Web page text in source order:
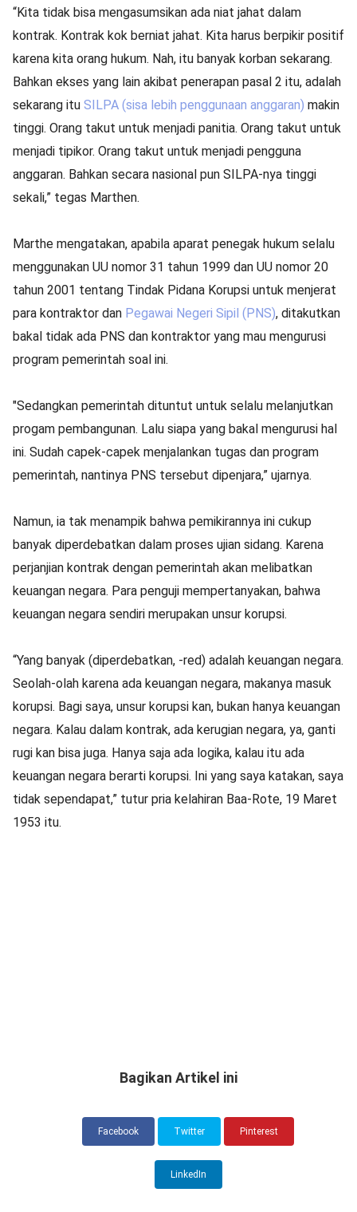
“Kita tidak bisa mengasumsikan ada niat jahat dalam
kontrak. Kontrak kok berniat jahat. Kita harus berpikir positif
karena kita orang hukum. Nah, itu banyak korban sekarang.
Bahkan ekses yang lain akibat penerapan pasal 2 itu, adalah
sekarang itu SILPA (sisa lebih penggunaan anggaran) makin
tinggi. Orang takut untuk menjadi panitia. Orang takut untuk
menjadi tipikor. Orang takut untuk menjadi pengguna
anggaran. Bahkan secara nasional pun SILPA-nya tinggi
sekali,” tegas Marthen.
Marthe mengatakan, apabila aparat penegak hukum selalu
menggunakan UU nomor 31 tahun 1999 dan UU nomor 20
tahun 2001 tentang Tindak Pidana Korupsi untuk menjerat
para kontraktor dan Pegawai Negeri Sipil (PNS), ditakutkan
bakal tidak ada PNS dan kontraktor yang mau mengurusi
program pemerintah soal ini.
"Sedangkan pemerintah dituntut untuk selalu melanjutkan
progam pembangunan. Lalu siapa yang bakal mengurusi hal
ini. Sudah capek-capek menjalankan tugas dan program
pemerintah, nantinya PNS tersebut dipenjara,” ujarnya.
Namun, ia tak menampik bahwa pemikirannya ini cukup
banyak diperdebatkan dalam proses ujian sidang. Karena
perjanjian kontrak dengan pemerintah akan melibatkan
keuangan negara. Para penguji mempertanyakan, bahwa
keuangan negara sendiri merupakan unsur korupsi.
“Yang banyak (diperdebatkan, -red) adalah keuangan negara.
Seolah-olah karena ada keuangan negara, makanya masuk
korupsi. Bagi saya, unsur korupsi kan, bukan hanya keuangan
negara. Kalau dalam kontrak, ada kerugian negara, ya, ganti
rugi kan bisa juga. Hanya saja ada logika, kalau itu ada
keuangan negara berarti korupsi. Ini yang saya katakan, saya
tidak sependapat,” tutur pria kelahiran Baa-Rote, 19 Maret
1953 itu.
Bagikan Artikel ini
Facebook Twitter Pinterest
LinkedIn